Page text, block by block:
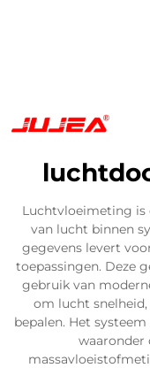
Luchtvloeimeting is
van lucht binnen
gegevens levert
toepassingen. Deze
gebruik van
om lucht
bepalen. Het
waaronder